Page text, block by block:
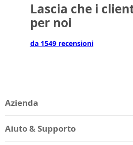
Lascia che i
per noi
da 1549 recensioni
Azienda
Aiuto & Supporto